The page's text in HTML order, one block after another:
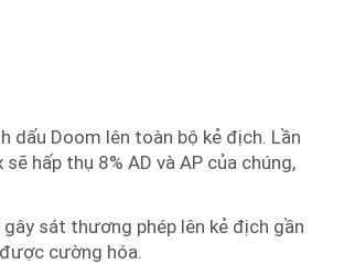
dấu Doom lên toàn bộ kẻ địch. Lần
hấp thụ 8% AD và AP của chúng,
sát thương phép lên kẻ địch gần
cường hóa.